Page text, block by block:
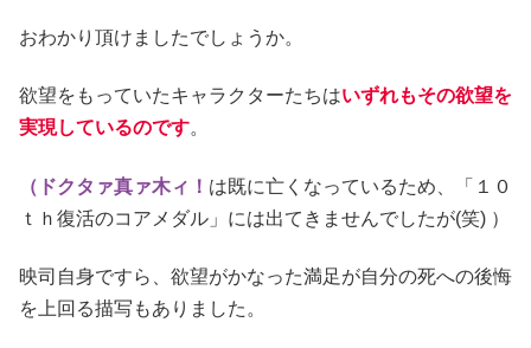
おわかり頂けましたでしょうか。
欲望をもっていたキャラクターたちはいずれもその欲望を
実現しているのです。
（ドクタァ真ァ木ィ！ は既に亡くなっているため、「１０
ｔｈ復活のコアメダル」には出てきませんでしたが(笑) ）
映司自身ですら、欲望がかなった満足が自分の死への後悔
を上回る描写もありました。